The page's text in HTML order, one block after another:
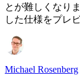
とが難しくなり
した仕様をプレ
Michael Rosenberg